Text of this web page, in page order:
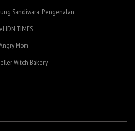
Sandiwara: Pengenalan
IDN TIMES
Mom
Witch Bakery